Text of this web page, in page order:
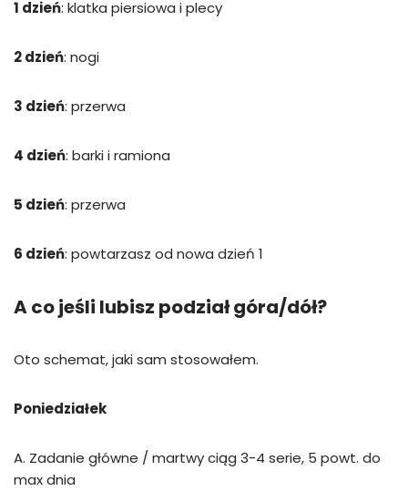
1 dzień: klatka piersiowa i plecy
2 dzień: nogi
3 dzień: przerwa
4 dzień: barki i ramiona
5 dzień: przerwa
6 dzień: powtarzasz od nowa dzień 1
A co jeśli lubisz podział góra/dół?
Oto schemat, jaki sam stosowałem.
Poniedziałek
A. Zadanie główne / martwy ciąg 3-4 serie, 5 powt. do
max dnia